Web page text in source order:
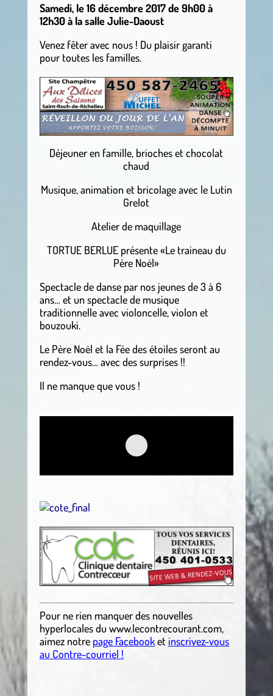
Samedi, le 16 décembre 2017 de 9h00 à
12h30 à la salle Julie-Daoust
Venez fêter avec nous ! Du plaisir garanti
pour toutes les familles.
Déjeuner en famille, brioches et chocolat
chaud
Musique, animation et bricolage avec le Lutin
Grelot
Atelier de maquillage
TORTUE BERLUE présente «Le traineau du
Père Noël»
Spectacle de danse par nos jeunes de 3 à 6
ans… et un spectacle de musique
traditionnelle avec violoncelle,violon et
bouzouki.
Le Père Noël et la Fée des étoiles seront au
rendez-vous… avec des surprises !!
Il ne manque que vous !
Pour ne rien manquer des nouvelles
hyperlocalesdu www.lecontrecourant.com,
aimez notre page Facebooket inscrivez-vous
au Contre-courriel !